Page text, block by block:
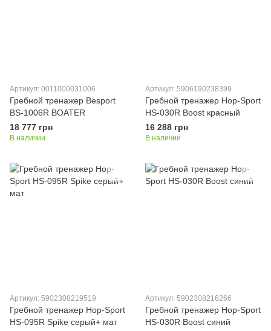
Артикул: 0011000031006
Гребной тренажер Besport
BS-1006R BOATER
18 777 грн
В наличии
Артикул: 5906190238399
Гребной тренажер Hop-Sport
HS-030R Boost красный
16 288 грн
В наличии
Артикул: 5902308219519
Гребной тренажер Hop-Sport
HS-095R Spike серый+ мат
Артикул: 5902308216266
Гребной тренажер Hop-Sport
HS-030R Boost синий